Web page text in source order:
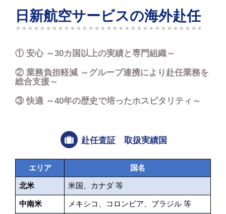
日新航空サービスの海外赴任
① 安心 ～30カ国以上の実績と専門組織～
② 業務負担軽減 ～グループ連携により赴任業務を
総合支援～
③ 快適 ～40年の歴史で培ったホスピタリティ～
赴任査証 取扱実績国
エリア 国名
北米 米国、カナダ 等
中南米 メキシコ、コロンビア、ブラジル 等